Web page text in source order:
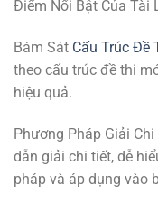
Điểm Nổi Bật Của Tài
Bám Sát Cấu Trúc Đề
theo cấu trúc đề thi
hiệu quả.
Phương Pháp Giải
dẫn giải chi tiết, dễ
pháp và áp dụng vào